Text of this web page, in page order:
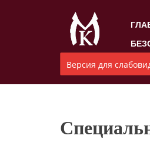
Версия для